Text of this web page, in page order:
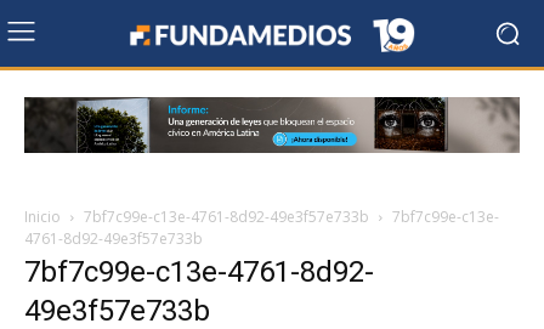
Inicio 7bf7c99e-c13e-4761-8d92-49e3f57e733b
7bf7c99e-c13e-
4761-8d92-49e3f57e733b
7bf7c99e-c13e-4761-8d92-
49e3f57e733b